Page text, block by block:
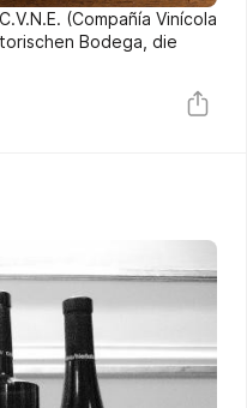
(Compañía Vinícola
Bodega, die